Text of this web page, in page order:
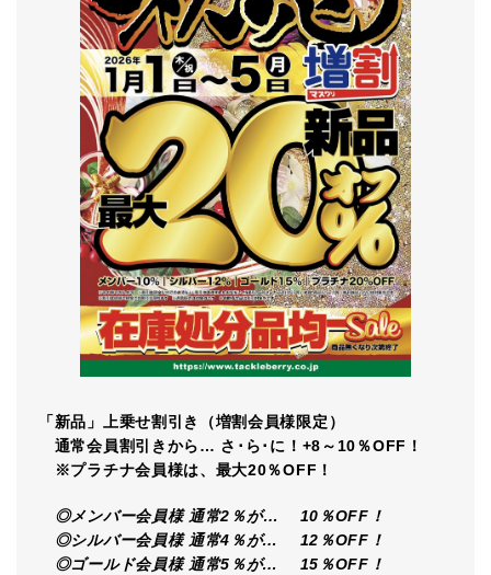
「新品」上乗せ割引き（増割会員様限定）
通常会員割引きから… さ･ら･に！+8～10％OFF！
※プラチナ会員様は、最大20％OFF！
◎メンバー会員様 通常2％が… 10％OFF！
◎シルバー会員様 通常4％が… 12％OFF！
◎ゴールド会員様 通常5％が… 15％OFF！